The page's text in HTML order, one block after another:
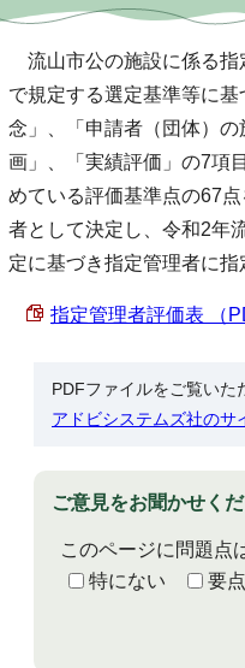
流山市公の施設に係る指
で規定する選定基準等に
念」、「申請者（団体）
画」、「実績評価」の7項
めている評価基準点の67
者として決定し、令和2年
定に基づき指定管理者に指
指定管理者評価表 （
PDFファイルをご覧い
アドビシステムズ社のサ
ご意見をお聞かせく
このページに問題点
特にない
要